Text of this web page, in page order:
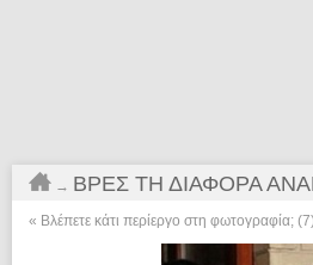
→ ΒΡΕΣ ΤΗ ΔΙΑΦΟΡΆ
« Βλέπετε κάτι περίεργο στη φωτογραφία;